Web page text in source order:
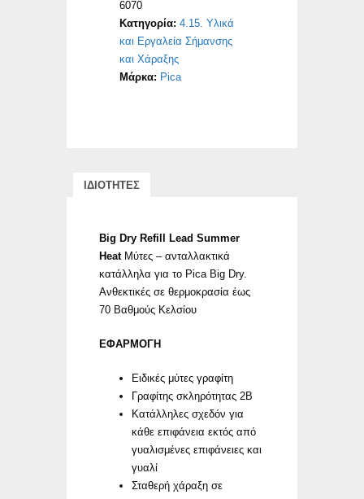
6070
Κατηγορία:4.15. Υλικά
και Εργαλεία Σήμανσης
και Χάραξης
Μάρκα: Pica
ΙΔΙΟΤΗΤΕΣ
Big Dry Refill Lead Summer
Heat Μύτες – ανταλλακτικά
κατάλληλα για το Pica Big Dry.
Ανθεκτικές σε θερμοκρασία έως
70 Βαθμούς Κελσίου
ΕΦΑΡΜΟΓΗ
Ειδικές μύτες γραφίτη
Γραφίτης σκληρότητας 2Β
Κατάλληλες σχεδόν για
κάθε επιφάνεια εκτός από
γυαλισμένες επιφάνειες και
γυαλί
Σταθερή χάραξη σε